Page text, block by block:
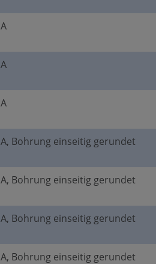
A
A
A
A, Bohrung einseitig gerundet
A, Bohrung einseitig gerundet
A, Bohrung einseitig gerundet
A, Bohrung einseitig gerundet